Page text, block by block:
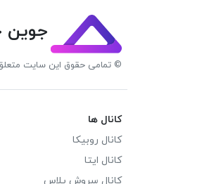
جوین
© تمامی حقوق این سایت
کانال ها
کانال روبیکا
کانال ایتا
کانال سروش پلاس